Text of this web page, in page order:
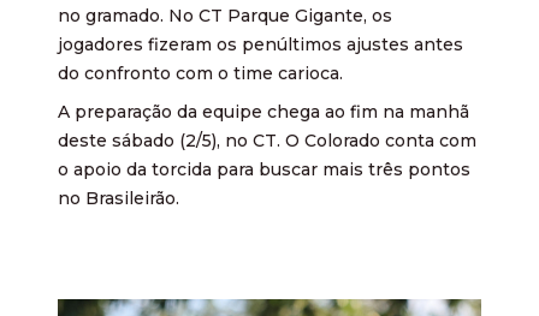
no gramado. No CT Parque Gigante, os
jogadores fizeram os penúltimos ajustes antes
do confronto com o time carioca.
A preparação da equipe chega ao fim na manhã
deste sábado (2/5), no CT. O Colorado conta com
o apoio da torcida para buscar mais três pontos
no Brasileirão.